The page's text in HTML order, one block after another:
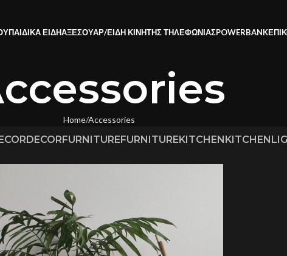
ΠΑΙΔΙΚΑ ΕΙΔΗΑΞΕΣΟΥΑΡ/ΕΙΔΗ ΚΙΝΗΤΗΣ ΤΗΛΕΦΩΝΙΑΣPOWERBANK
Home Accessories
DECORFURNITUREFURNITUREKITCHENKITCHEN